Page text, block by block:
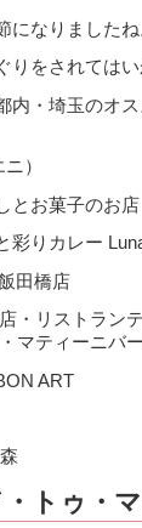
なりましたね
りをされては
内・埼玉のオ
）
とお菓子のお店
彩りカレー
田橋店
・リストラン
マティーニバ
ART
トゥ・